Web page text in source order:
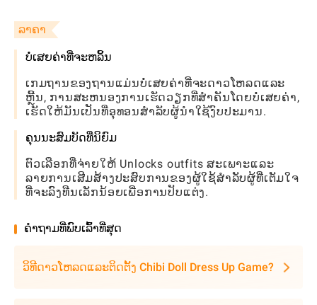
ລາຄາ
ບໍ່ເສຍຄ່າທີ່ຈະຫລິ້ນ
ເກມຖານຂອງຖານແມ່ນບໍ່ເສຍຄ່າທີ່ຈະດາວໂຫລດແລະ
ຫຼີ້ນ, ການສະຫນອງການເຮັດວຽກທີ່ສໍາຄັນໂດຍບໍ່ເສຍຄ່າ,
ເຮັດໃຫ້ມັນເປັນທີ່ອຸທອນສໍາລັບຜູ້ນໍາໃຊ້ງົບປະມານ.
ຄຸນນະສົມບັດທີ່ນິຍົມ
ຕົວເລືອກທີ່ຈ່າຍໃຫ້ Unlocks outfits ສະເພາະແລະ
ລາຍການເສີມສ້າງປະສົບການຂອງຜູ້ໃຊ້ສໍາລັບຜູ້ທີ່ເຕັມໃຈ
ທີ່ຈະລົງທືນເລັກນ້ອຍເພື່ອການປັບແຕ່ງ.
ຄໍາຖາມທີ່ພົບເລົ້າທີ່ສຸດ
ວິທີດາວໂຫລດແລະຕິດຕັ້ງ Chibi Doll Dress Up Game?